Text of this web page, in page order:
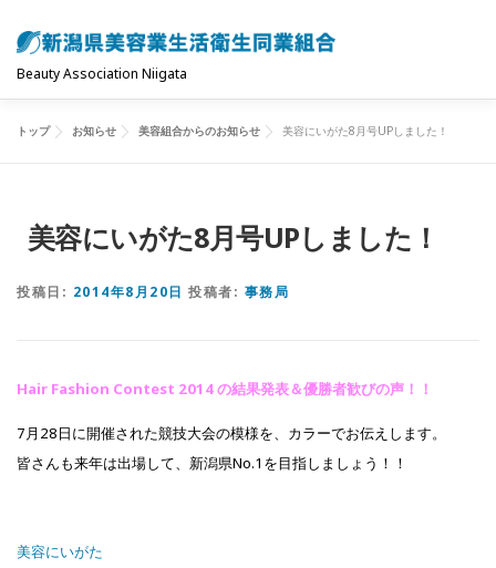
ン
Beauty Association Niigata
トップ 組合について 組合の主な事業
共済制度･保険 お問い合わせ お知らせ
トップ お知らせ 美容組合からのお知らせ 美容にいがた8月号UPしました！
美容にいがた8月号UPしました！
投稿日: 2014年8月20日 投稿者: 事務局
Hair Fashion Contest 2014 の結果発表＆優勝者歓びの声！！
7月28日に開催された競技大会の模様を、カラーでお伝えします。
皆さんも来年は出場して、新潟県No.1を目指しましょう！！
美容にいがた